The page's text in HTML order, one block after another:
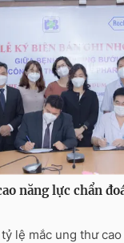
năng lực chẩn
lệ mắc ung thư